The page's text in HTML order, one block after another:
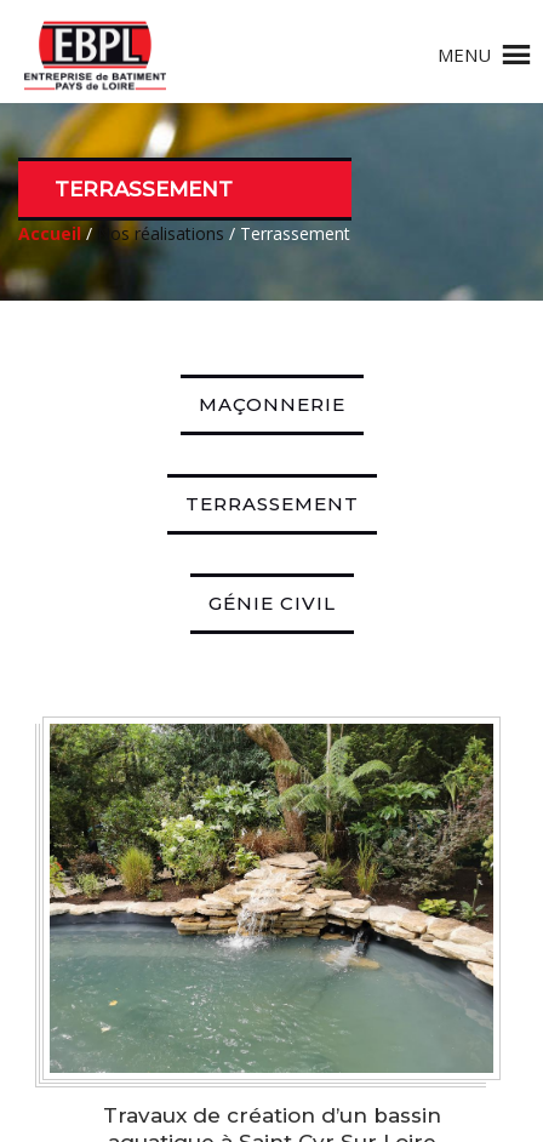
MENU
TERRASSEMENT
Accueil/ Nos réalisations / Terrassement
MAÇONNERIE
TERRASSEMENT
GÉNIE CIVIL
Travaux de création d’un bassin